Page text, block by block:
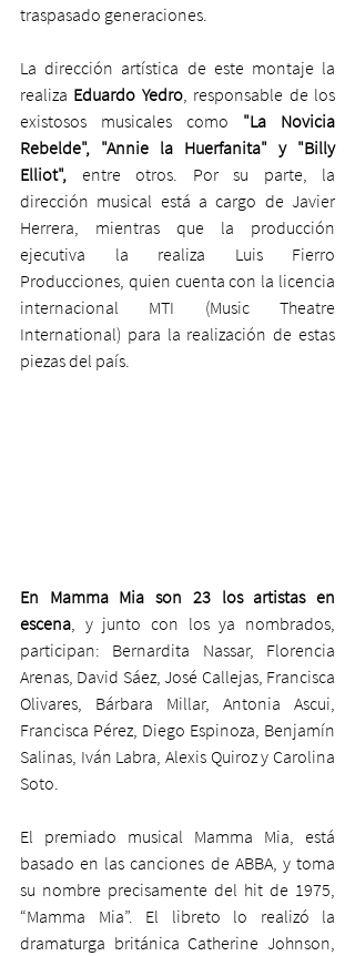
traspasado generaciones.
La dirección artística de este montaje la
realiza Eduardo Yedro, responsable de los
existosos musicales como "La Novicia
Rebelde", "Annie la Huerfanita" y "Billy
Elliot", entre otros. Por su parte, la
dirección musical está a cargo de Javier
Herrera, mientras que la producción
ejecutiva la realiza Luis Fierro
Producciones, quien cuenta con la licencia
internacional MTI (Music Theatre
International) para la realización de estas
piezas del país.
En Mamma Mia son 23 los artistas en
escena , y junto con los ya nombrados,
participan: Bernardita Nassar, Florencia
Arenas, David Sáez, José Callejas, Francisca
Olivares, Bárbara Millar, Antonia Ascui,
Francisca Pérez, Diego Espinoza, Benjamín
Salinas, Iván Labra, Alexis Quiroz y Carolina
Soto.
El premiado musical Mamma Mia, está
basado en las canciones de ABBA, y toma
su nombre precisamente del hit de 1975,
“Mamma Mia”. El libreto lo realizó la
dramaturga británica Catherine Johnson,